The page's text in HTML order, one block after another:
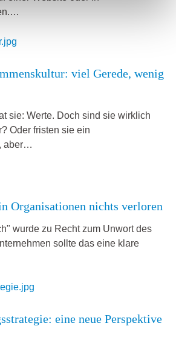
viel Gerede, wenig
sie: Werte. Doch sind sie wirklich
Oder fristen sie ein
aber…
Organisationen nichts verloren
wurde zu Recht zum Unwort des
sollte das eine klare
eine neue Perspektive